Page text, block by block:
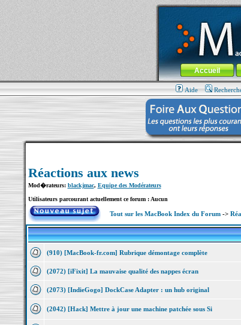
MacBook-fr.com : 100% Apple...
Aller au contenu-Aller
Menu général
Accueil
Aide
Réactions aux news
Mod�rateurs: blackjmac, Equipe des Modérateurs
Utilisateurs parcourant actuellement ce forum : Aucun
Tout sur les MacBook Index du Forum->
(910) [MacBook-fr.com] Rubrique démontage complète
(2072) [iFixit] La mauvaise qualité des nappes écran
(2073) [IndieGogo] DockCase Adapter : un hub original
(2042) [Hack] Mettre à jour une machine patchée sous Si